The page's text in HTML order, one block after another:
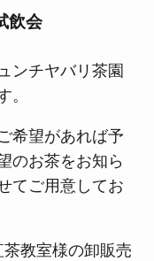
飲会
ンチヤバリ茶園
希望があれば予
のお茶をお知ら
てご用意してお
教室様の卸販売